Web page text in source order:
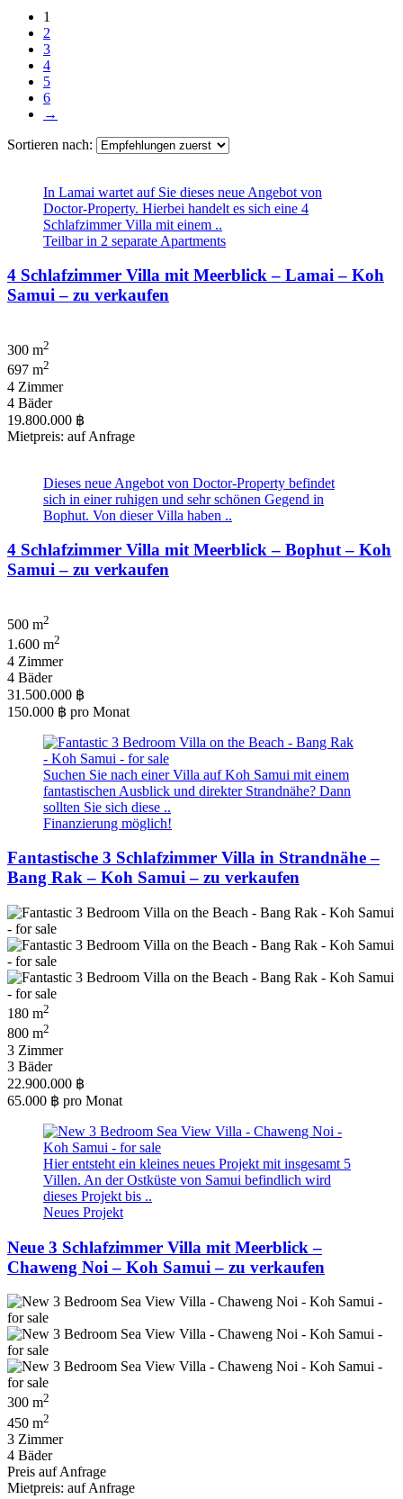
1
2
3
4
5
6
→
Sortieren nach:
In Lamai wartet auf Sie dieses neue Angebot von
Doctor-Property. Hierbei handelt es sich eine 4
Schlafzimmer Villa mit einem ..
Teilbar in 2 separate Apartments
4 Schlafzimmer Villa mit Meerblick – Lamai – Koh
Samui – zu verkaufen
300 m2
697 m2
4 Zimmer
4 Bäder
19.800.000 ฿
Mietpreis: auf Anfrage
Dieses neue Angebot von Doctor-Property befindet
sich in einer ruhigen und sehr schönen Gegend in
Bophut. Von dieser Villa haben ..
4 Schlafzimmer Villa mit Meerblick – Bophut – Koh
Samui – zu verkaufen
500 m2
1.600 m2
4 Zimmer
4 Bäder
31.500.000 ฿
150.000 ฿ pro Monat
Suchen Sie nach einer Villa auf Koh Samui mit einem
fantastischen Ausblick und direkter Strandnähe? Dann
sollten Sie sich diese ..
Finanzierung möglich!
Fantastische 3 Schlafzimmer Villa in Strandnähe –
Bang Rak – Koh Samui – zu verkaufen
180 m2
800 m2
3 Zimmer
3 Bäder
22.900.000 ฿
65.000 ฿ pro Monat
Hier entsteht ein kleines neues Projekt mit insgesamt 5
Villen. An der Ostküste von Samui befindlich wird
dieses Projekt bis ..
Neues Projekt
Neue 3 Schlafzimmer Villa mit Meerblick –
Chaweng Noi – Koh Samui – zu verkaufen
300 m2
450 m2
3 Zimmer
4 Bäder
Preis auf Anfrage
Mietpreis: auf Anfrage